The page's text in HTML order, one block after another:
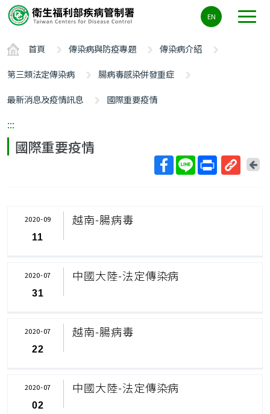
要
容
ALT+C
EN
首頁 傳染病與防疫專題
傳染病介紹
第三類法定傳染病
腸病毒感染併發重症
最新消息及疫情訊息
國際重要疫情
:::
國際重要疫情
回
越南-腸病毒
2020-09
11
中國大陸-法定傳染病
2020-07
31
越南-腸病毒
2020-07
22
中國大陸-法定傳染病
2020-07
02